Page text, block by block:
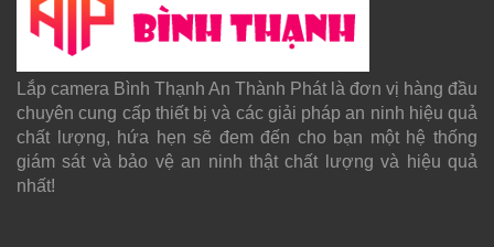
Lắp camera Bình Thạnh An Thành Phát là đơn vị hàng đầu
chuyên cung cấp thiết bị và các giải pháp an ninh hiệu quả
chất lượng, hứa hẹn sẽ đem đến cho bạn một hệ thống
giám sát và bảo vệ an ninh thật chất lượng và hiệu quả
nhất!